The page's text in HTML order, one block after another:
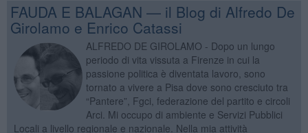
FAUDA E BALAGAN — il Blog di Alfredo De
Girolamo e Enrico Catassi
ALFREDO DE GIROLAMO - Dopo un lungo
periodo di vita vissuta a Firenze in cui la
passione politica è diventata lavoro, sono
tornato a vivere a Pisa dove sono cresciuto tra
“Pantere”, Fgci, federazione del partito e circoli
Arci. Mi occupo di ambiente e Servizi Pubblici
Locali a livello regionale e nazionale. Nella mia attività